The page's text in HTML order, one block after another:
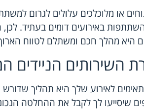
או מלוכלכים עלולים לגרום
באירועים דומים בעתיד. לכן,
היא מהלך חכם ומשתלם לטווח
השירותים הניידים
לאירוע שלך היא תהליך
שיסייעו לך לקבל את ההחלטה